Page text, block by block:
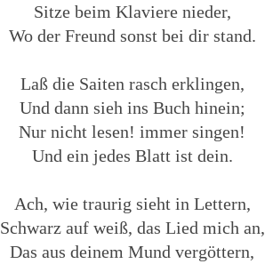
Sitze beim Klaviere nieder,
Wo der Freund sonst bei dir stand.
Laß die Saiten rasch erklingen,
Und dann sieh ins Buch hinein;
Nur nicht lesen! immer singen!
Und ein jedes Blatt ist dein.
Ach, wie traurig sieht in Lettern,
Schwarz auf weiß, das Lied mich an,
Das aus deinem Mund vergöttern,